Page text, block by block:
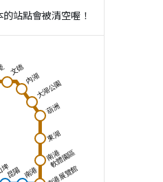
站點會被清空喔！